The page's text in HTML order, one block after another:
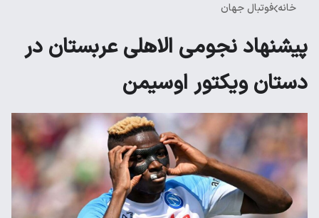
خانه فوتبال جهان
پیشنهاد نجومی الاهلی عربستان در
دستان ویکتور اوسیمن